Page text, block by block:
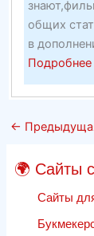
общих
в
Подробнее
в
←
🌍 Сайты
Сайты